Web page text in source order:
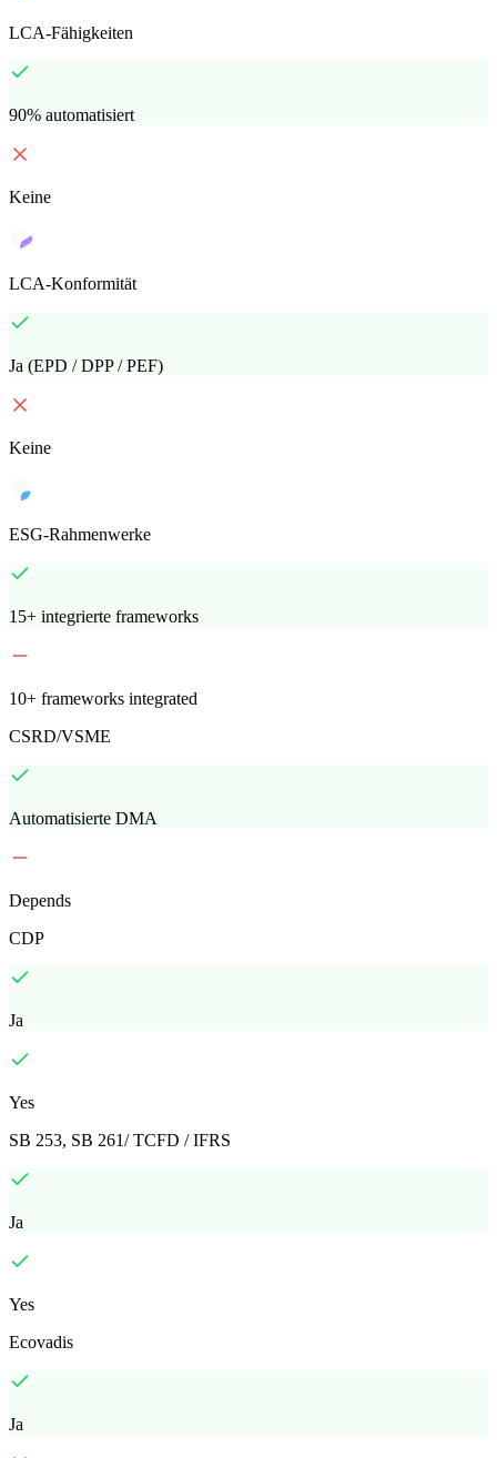
LCA-Fähigkeiten
90% automatisiert
Keine
LCA-Konformität
Ja (EPD / DPP / PEF)
Keine
ESG-Rahmenwerke
15+ integrierte frameworks
10+ frameworks integrated
CSRD/VSME
Automatisierte DMA
Depends
CDP
Ja
Yes
SB 253, SB 261/ TCFD / IFRS
Ja
Yes
Ecovadis
Ja